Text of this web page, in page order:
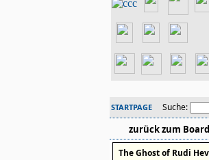
STARTPAGE
Suche:
zurück zum Board
The Ghost of Rudi